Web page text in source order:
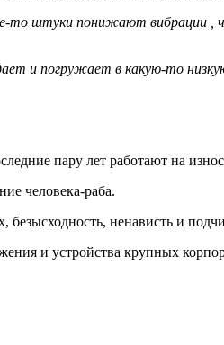
то штуки понижают
и погружает в какую-то
пару лет работают на
человека-раба.
безысходность, ненависть и
и устройства крупных